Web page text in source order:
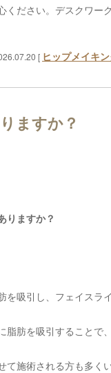
ください。デスクワー
[ ヒップメイキ
ますか？
りますか？
吸引し、フェイスラ
肪を吸引することで
施術される方も多く